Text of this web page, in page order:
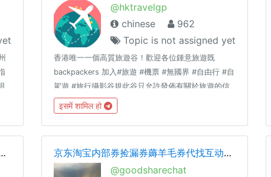
@hktravelgp
chinese
962
Topic is not assigned yet
香港唯一一個高質旅遊谷！歡迎各位鍾意旅遊既
backpackers 加入#旅遊 #機票 #無國界 #自由行 #自
駕遊 #旅行攝影谷規此谷只允許發佈有關於旅遊的信
息歡迎KOLs promote 其旅遊資訊Admin 們尊重大家
既言論自由但同一時間請大家唔好瘋狂洗版或者post
一啲對其他谷友構成騷擾既msg🙈
इसमें शामिल हो
乳/美腿/福利/黄瓜/明星
京东淘宝内部券捡漏券薅羊毛券代找互动群组
@goodsharechat